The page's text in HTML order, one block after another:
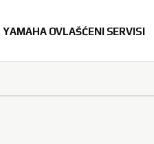
YAMAHA OVLAŠĆENI SERVISI